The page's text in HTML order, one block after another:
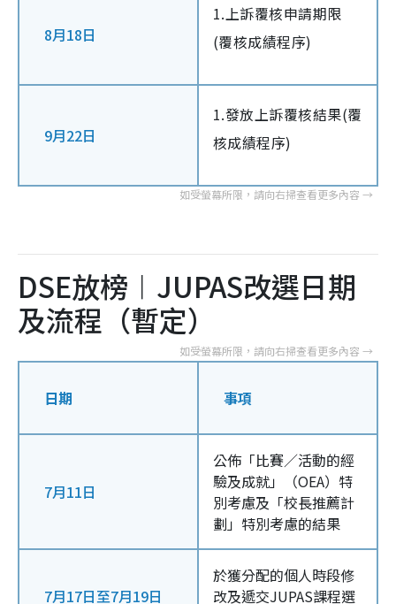
8月18日
1.上訴覆核申請期限
(覆核成績程序)
9月22日
1.發放上訴覆核結果(覆
核成績程序)
DSE放榜︱JUPAS改選日期
及流程（暫定）
日期 事項
7月11日
公佈「比賽／活動的經
驗及成就」（OEA）特
別考慮及「校長推薦計
劃」特別考慮的結果
7月17日至7月19日
於獲分配的個人時段修
改及遞交JUPAS課程選